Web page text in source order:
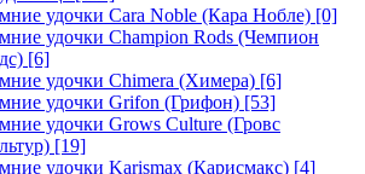
удочки Cara Noble (Кара Нобле) [0]
удочки Champion Rods (Чемпион
[6]
удочки Chimera (Химера) [6]
удочки Grifon (Грифон) [53]
удочки Grows Culture (Гровс
[19]
удочки Karismax (Карисмакс) [4]